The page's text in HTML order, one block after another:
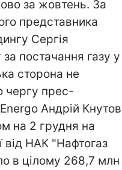
за жовтень. За
представника
Сергія
постачання газу у
сторона не
чергу прес-
Андрій Кнутов
на 2 грудня на
від НАК "Нафтогаз
в цілому 268,7 млн